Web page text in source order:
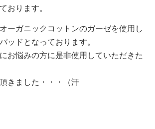
おります。
ーガニックコットンのガーゼを使用し
ッドとなっております。
お悩みの方に是非使用していただきた
きました・・・（汗